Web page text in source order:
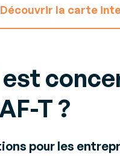
Découvrir la carte
T ?
pour les